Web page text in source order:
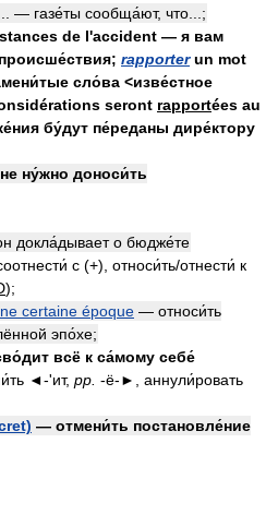
— газе́ты сообща́ют, что...;
de l'accident — я вам
rapporterun mot
сло́ва <изве́стное
seront rapportées au
бу́дут пе́реданы дире́ктору
ну́жно доноси́ть
докла́дывает о бюдже́те
с (+), относи́ть/отнести́ к
);
certaine époque — относи́ть
эпо́хе;
всё к са́мому себе́
◄-'ит, pp. -ё-►, аннули́ровать
— отмени́ть постановле́ние